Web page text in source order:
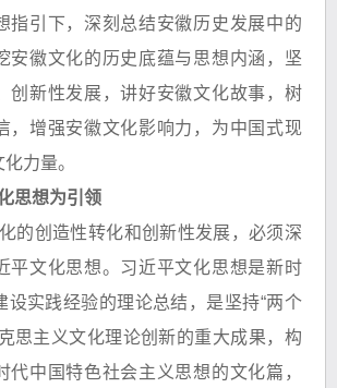
指引下，深刻总结安徽历史发展中的
安徽文化的历史底蕴与思想内涵，坚
创新性发展，讲好安徽文化故事，树
，增强安徽文化影响力，为中国式现
力量。
思想为引领
的创造性转化和创新性发展，必须深
平文化思想。习近平文化思想是新时
设实践经验的理论总结，是坚持“两个
思主义文化理论创新的重大成果，构
代中国特色社会主义思想的文化篇，